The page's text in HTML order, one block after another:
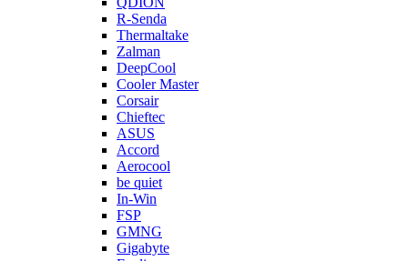
R-Senda
Thermaltake
Zalman
DeepCool
Cooler Master
Corsair
Chieftec
ASUS
Accord
Aerocool
be quiet
In-Win
FSP
GMNG
Gigabyte